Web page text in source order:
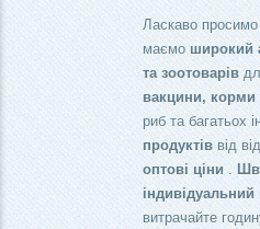
Ласкаво просимо
маємоширокий
та зоотоварів
вакцини, корми
риб та багатьох
продуктів від
оптові ціни.
індивідуальний
витрачайте